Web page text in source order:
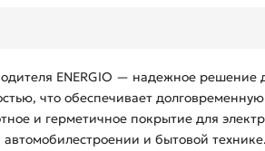
ENERGIO — надежное
что обеспечивает
и герметичное покрытие для
и бытовой